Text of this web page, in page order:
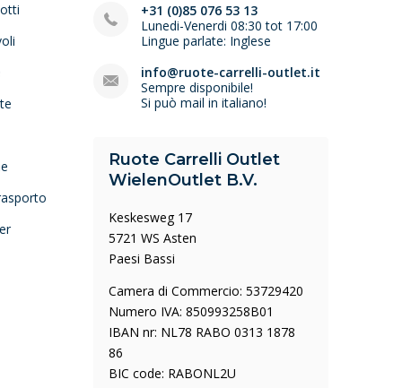
+31 (0)85 076 53 13
Lunedi-Venerdi 08:30 tot 17:00
Lingue parlate: Inglese
info@ruote-carrelli-outlet.it
Sempre disponibile!
Si può mail in italiano!
Ruote Carrelli Outlet
WielenOutlet B.V.
Keskesweg 17
5721 WS Asten
Paesi Bassi
Camera di Commercio: 53729420
Numero IVA: 850993258B01
IBAN nr: NL78 RABO 0313 1878
86
BIC code: RABONL2U